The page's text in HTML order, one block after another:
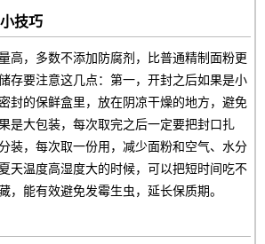
技巧
高，多数不添加防腐剂，比普通精制面粉更
存要注意这几点：第一，开封之后如果是小
封的保鲜盒里，放在阴凉干燥的地方，避免
是大包装，每次取完之后一定要把封口扎
装，每次取一份用，减少面粉和空气、水分
天温度高湿度大的时候，可以把短时间吃不
，能有效避免发霉生虫，延长保质期。